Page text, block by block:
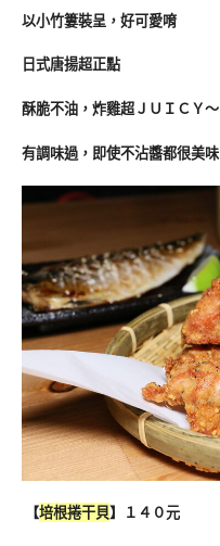
以小竹簍裝呈，好可愛唷
日式唐揚超正點
酥脆不油，炸雞超ＪＵＩＣＹ～
有調味過，即使不沾醬都很美味
【培根捲干貝】１４０元